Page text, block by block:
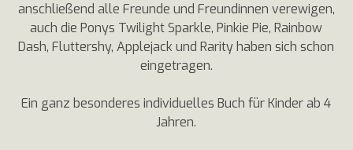
anschließend alle Freunde und Freundinnen verewigen,
auch die Ponys Twilight Sparkle, Pinkie Pie, Rainbow
Dash, Fluttershy, Applejack und Rarity haben sich schon
eingetragen.
Ein ganz besonderes individuelles Buch für Kinder ab 4
Jahren.